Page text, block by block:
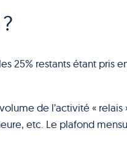
25% restants étant pris
de l’activité « relais
etc. Le plafond